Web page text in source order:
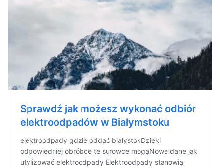
Sprawdź jak możesz wykonać odbiór
elektroodpadów w Białymstoku
elektroodpady gdzie oddać białystokDzięki
odpowiedniej obróbce te surowce mogąNowe dane jak
utylizować elektroodpady Elektroodpady stanowią